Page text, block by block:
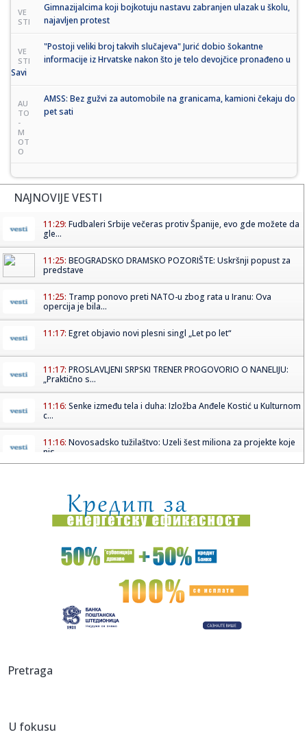
VE
STI
Gimnazijalcima koji bojkotuju nastavu zabranjen ulazak u školu,
najavljen protest
VE
STI
"Postoji veliki broj takvih slučajeva" Jurić dobio šokantne
informacije iz Hrvatske nakon što je telo devojčice pronađeno u
Savi
AU
TO
-
M
OT
O
AMSS: Bez gužvi za automobile na granicama, kamioni čekaju do
pet sati
NAJNOVIJE VESTI
11:29: Fudbaleri Srbije večeras protiv Španije, evo gde možete da
gle...
11:25: BEOGRADSKO DRAMSKO POZORIŠTE: Uskršnji popust za
predstave
11:25: Tramp ponovo preti NATO-u zbog rata u Iranu: Ova
opercija je bila...
11:17: Egret objavio novi plesni singl „Let po let“
11:17: PROSLAVLJENI SRPSKI TRENER PROGOVORIO O NANELIJU:
„Praktično s...
11:16: Senke između tela i duha: Izložba Anđele Kostić u Kulturnom
c...
11:16: Novosadsko tužilaštvo: Uzeli šest miliona za projekte koje
nis...
11:08:ISTINA O PREDUZETNIŠTVU: Promocija knjige „Profesor A i
preduz...
11:08:Salapura: Uspešne kompanije kao što je „Konzul“ od
velikog ...
Potvrđeno! Mesi napada Srbiju
11:05:Krivična prijava protiv dekana Filozofskog u Nišu: Vrata koja
11:03:
Pretraga
U fokusu